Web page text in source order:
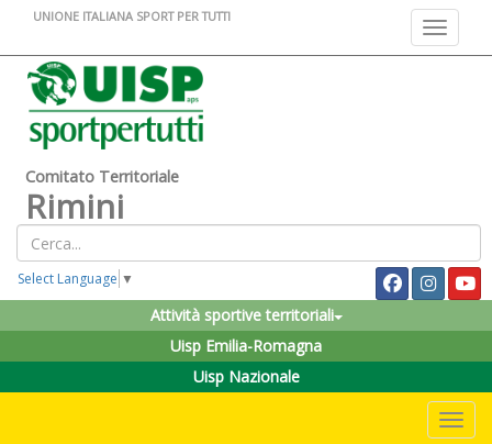
Toggle
UNIONE ITALIANA SPORT PER TUTTI
Comitato Territoriale
Rimini
Select Language ▼
Attività sportive territoriali
Uisp Emilia-Romagna
Uisp Nazionale